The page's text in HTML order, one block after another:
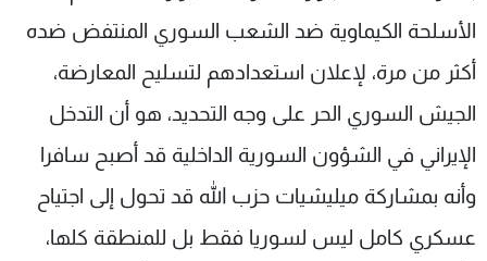
الأسلحة الكيماوية ضد الشعب السوري المنتفض ضده
أكثر من مرة، لإعلان استعدادهم لتسليح المعارضة،
الجيش السوري الحر على وجه التحديد، هو أن التدخل
الإيراني في الشؤون السورية الداخلية قد أصبح سافرا
وأنه بمشاركة ميليشيات حزب الله قد تحول إلى اجتياح
عسكري كامل ليس لسوريا فقط بل للمنطقة كلها،